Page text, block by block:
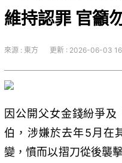
維持認罪 官籲
來源 : 東方 更新 : 2026-06-03
因公開父女金錢紛爭
伯，涉嫌於去年5月在
變，憤而以摺刀從後襲